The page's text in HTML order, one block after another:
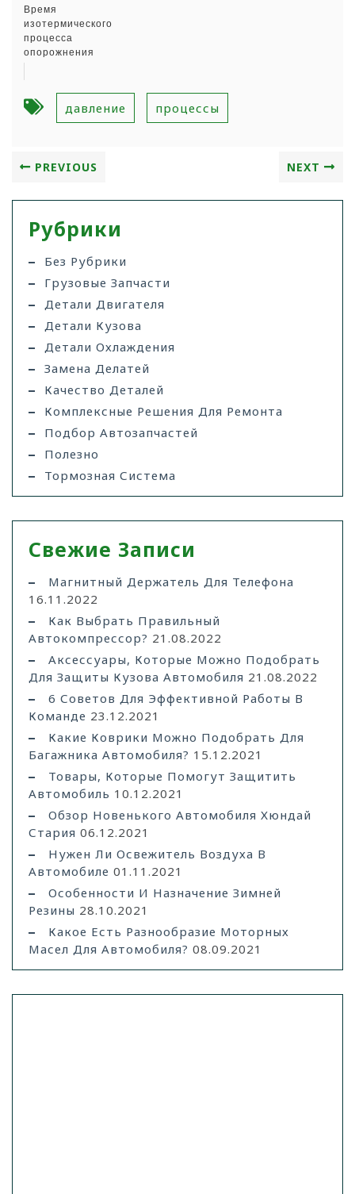
Время
изотермического
процесса
опорожнения
давление процессы
PREVIOUS NEXT
Рубрики
Без Рубрики
Грузовые Запчасти
Детали Двигателя
Детали Кузова
Детали Охлаждения
Замена Делатей
Качество Деталей
Комплексные Решения Для Ремонта
Подбор Автозапчастей
Полезно
Тормозная Система
Свежие Записи
Магнитный Держатель Для Телефона
16.11.2022
Как Выбрать Правильный
Автокомпрессор? 21.08.2022
Аксессуары, Которые Можно Подобрать
Для Защиты Кузова Автомобиля 21.08.2022
6 Советов Для Эффективной Работы В
Команде 23.12.2021
Какие Коврики Можно Подобрать Для
Багажника Автомобиля? 15.12.2021
Товары, Которые Помогут Защитить
Автомобиль 10.12.2021
Обзор Новенького Автомобиля Хюндай
Стария 06.12.2021
Нужен Ли Освежитель Воздуха В
Автомобиле 01.11.2021
Особенности И Назначение Зимней
Резины 28.10.2021
Какое Есть Разнообразие Моторных
Масел Для Автомобиля? 08.09.2021